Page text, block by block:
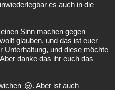
es auch in die
Sinn machen gegen
glauben, und das ist euer
Unterhaltung, und diese möchte
danke das ihr euch das
. Aber ist auch